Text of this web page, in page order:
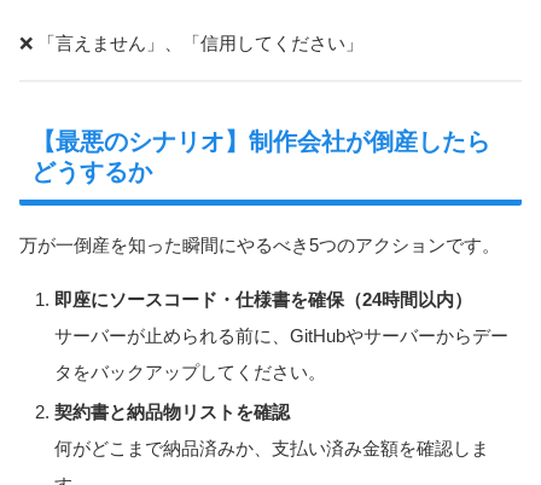
❌ 「言えません」、「信用してください」
【最悪のシナリオ】制作会社が倒産したら
どうするか
万が一倒産を知った瞬間にやるべき5つのアクションです。
即座にソースコード・仕様書を確保（24時間以内）
サーバーが止められる前に、GitHubやサーバーからデー
タをバックアップしてください。
契約書と納品物リストを確認
何がどこまで納品済みか、支払い済み金額を確認しま